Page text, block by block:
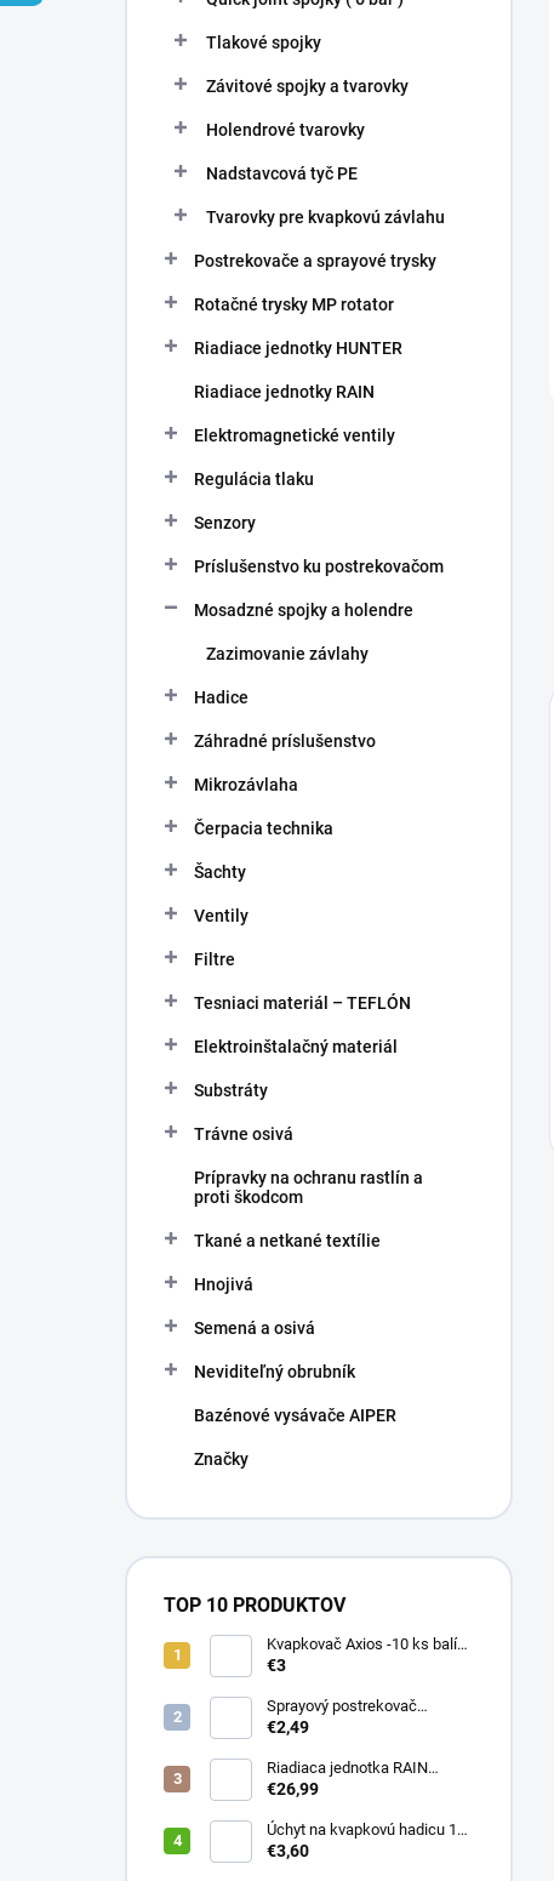
Tlakové spojky
Závitové spojky a tvarovky
Holendrové tvarovky
Nadstavcová tyč PE
Tvarovky pre kvapkovú závlahu
Postrekovače a sprayové trysky
Rotačné trysky MP rotator
Riadiace jednotky HUNTER
Riadiace jednotky RAIN
Elektromagnetické ventily
Regulácia tlaku
Senzory
Príslušenstvo ku postrekovačom
Mosadzné spojky a holendre
Zazimovanie závlahy
Hadice
Záhradné príslušenstvo
Mikrozávlaha
Čerpacia technika
Šachty
Ventily
Filtre
Tesniaci materiál – TEFLÓN
Elektroinštalačný materiál
Substráty
Trávne osivá
Prípravky na ochranu rastlín a
proti škodcom
Tkané a netkané textílie
Hnojivá
Semená a osivá
Neviditeľný obrubník
Bazénové vysávače AIPER
Značky
TOP 10 PRODUKTOV
Kvapkovač Axios -10 ks balík,
prietok 4 l/h, regulácia tlaku
€3
Sprayový postrekovač
HUNTER Pro Spray 04
€2,49
Riadiaca jednotka RAIN
PRESSURE ZERO
€26,99
Úchyt na kvapkovú hadicu 16-
20 mm ČIERNY (balík 20 ks)
€3,60